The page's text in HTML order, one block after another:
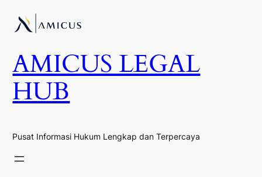
Lewati
AMICUS LEGAL
HUB
Pusat Informasi Hukum Lengkap dan Terpercaya